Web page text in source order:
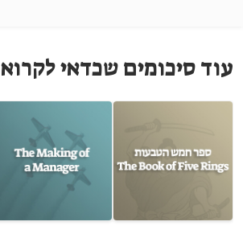
עוד סיכומים שכדאי לקרוא